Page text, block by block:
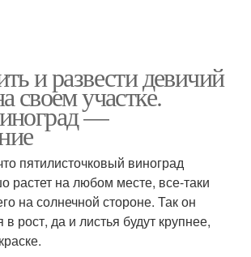
и развести девичий
своем участке.
—
пятилисточковый виноград
растет на любом месте, все-таки
на солнечной стороне. Так он
в рост, да и листья будут крупнее,